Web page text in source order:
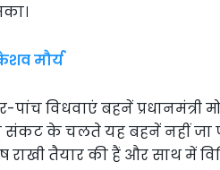
मौर्य
विधवाएं बहनें प्रधानमंत्री
संकट के चलते यह बहनें नहीं जा
राखी तैयार की हैं और साथ में